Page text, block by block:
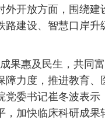
外开放方面，围绕建
路建设、智慧口岸
果惠及民生，共同
障力度，推进教育
党委书记崔冬波表
，加快临床科研成果